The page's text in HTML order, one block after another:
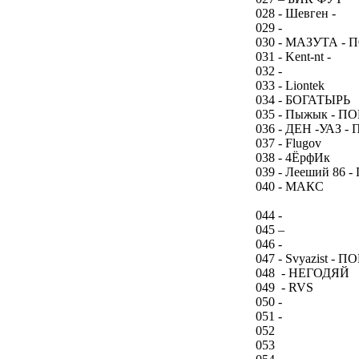
028 - Шевген -
029 -
030 - МАЗУТА -
031 - Kent-nt -
032 -
033 - Liontek
034 - БОГАТЫРЬ
035 - Пыжык -
036 - ДЕН -УАЗ -
037 - Flugov
038 - 4ЁрфИк
039 - Лееший 86
040 - МАКС
044 -
045 –
046 -
047 - Svyazist -
048 - НЕГОДЯЙ
049 - RVS
050 -
051 -
052
053